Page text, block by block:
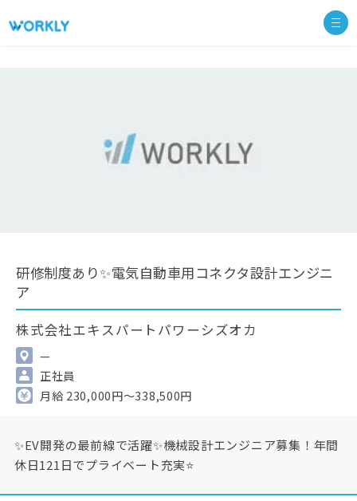
研修制度あり✨電気自動車用コネクタ設計エンジニ
ア
株式会社エキスパートパワーシズオカ
—
正社員
月給 230,000円～338,500円
✨EV開発の最前線で活躍✨機械設計エンジニア募集！年間
休日121日でプライベート充実⭐